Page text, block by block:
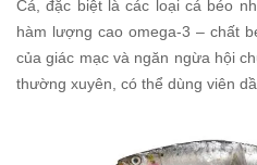
Cá, đặc biệt là các loại cá béo
hàm lượng cao omega-3 – chất
của giác mạc và ngăn ngừa hội
thường xuyên, có thể dùng viên